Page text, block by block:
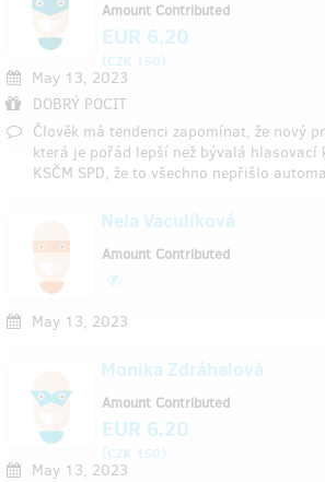
May 13, 2023
DOBRÝ POCIT
Člověk má tendenci zapomínat, že nový
která je pořád lepší než bývalá hlasovací
KSČM SPD, že to všechno nepřišlo
Amount Contributed
EUR 6.20
(CZK 150)
Nela Vaculíková
May 13, 2023
Amount Contributed
Monika Zdráhalová
May 13, 2023
Amount Contributed
EUR 6.20
(CZK 150)